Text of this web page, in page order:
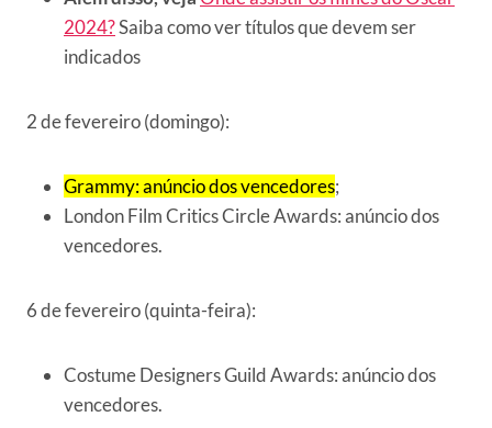
2024?Saiba como ver títulos que devem ser
indicados
2 de fevereiro (domingo):
Grammy: anúncio dos vencedores;
London Film Critics Circle Awards: anúncio dos
vencedores.
6 de fevereiro (quinta-feira):
Costume Designers Guild Awards: anúncio dos
vencedores.